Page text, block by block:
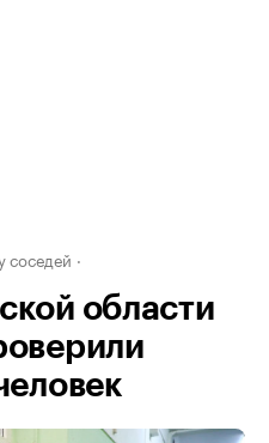
соседей
области